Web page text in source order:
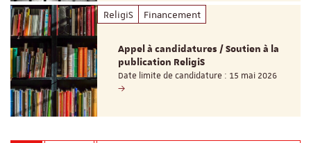
ReligiS Financement
Appel à candidatures / Soutien à la
publication ReligiS
Date limite de candidature : 15 mai 2026